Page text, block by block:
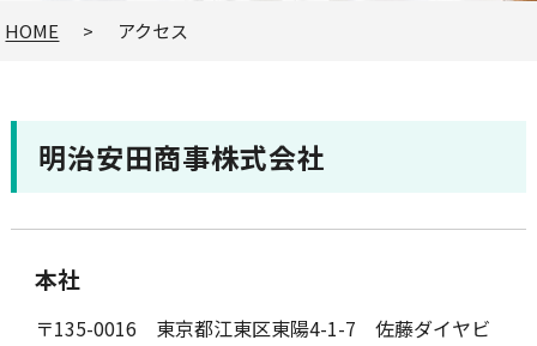
HOME アクセス
明治安田商事株式会社
本社
〒135-0016 東京都江東区東陽4-1-7 佐藤ダイヤビ